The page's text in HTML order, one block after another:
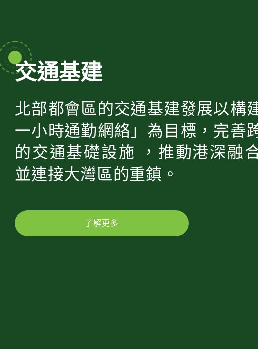
交通基建
北部都會區的交通基建發展以構
一小時通勤網絡」為目標，完善
的交通基礎設施 ，推動港深融
並連接大灣區的重鎮。
了解更多